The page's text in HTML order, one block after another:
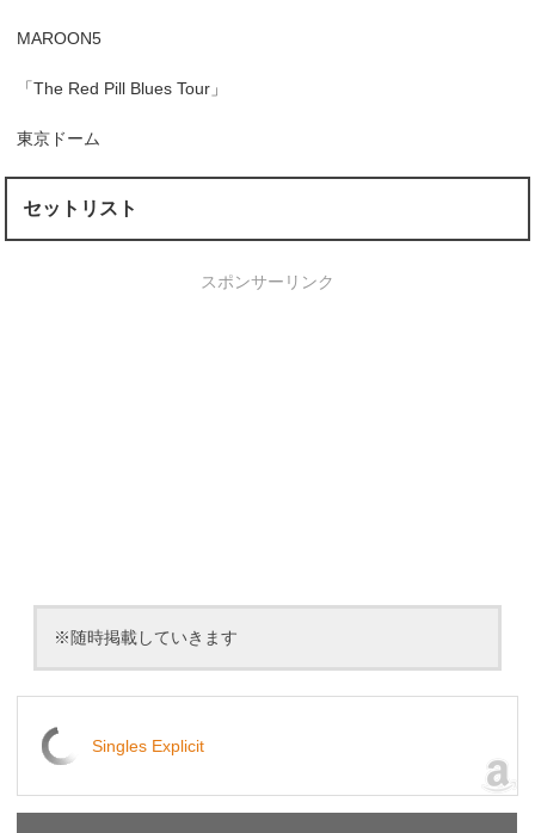
MAROON5
「The Red Pill Blues Tour」
東京ドーム
セットリスト
スポンサーリンク
※随時掲載していきます
Singles Explicit